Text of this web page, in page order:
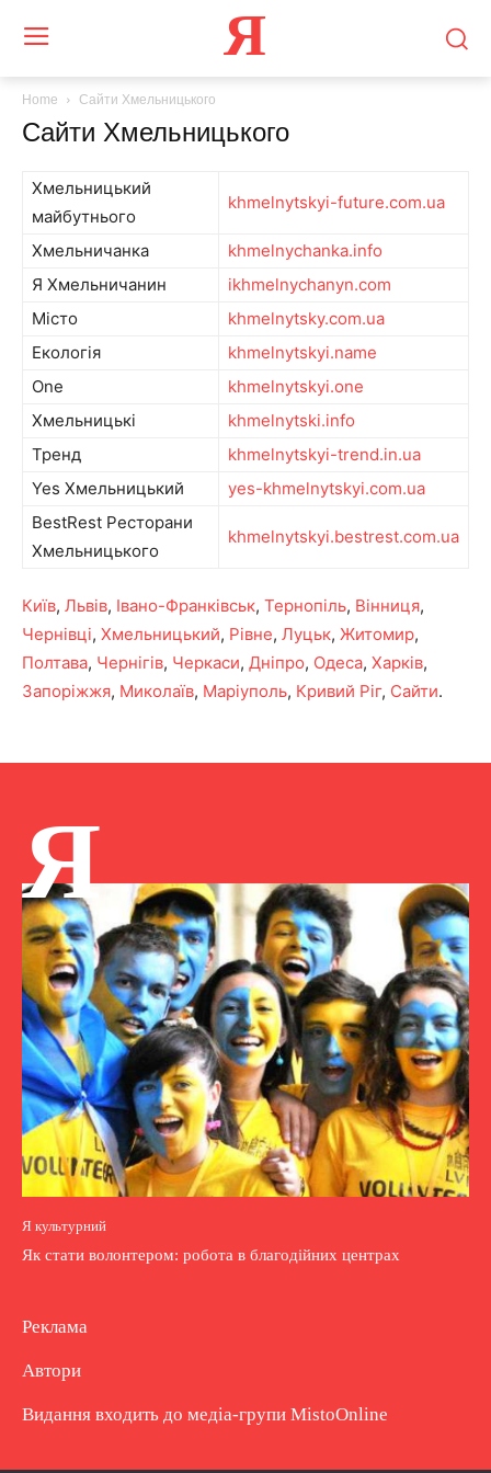
Я
Home Сайти Хмельницького
Сайти Хмельницького
Хмельницький
майбутнього
khmelnytskyi-future.com.ua
Хмельничанка
khmelnychanka.info
Я Хмельничанин
ikhmelnychanyn.com
Місто
khmelnytsky.com.ua
Екологія
khmelnytskyi.name
One
khmelnytskyi.one
Хмельницькі
khmelnytski.info
Тренд
khmelnytskyi-trend.in.ua
Yes Хмельницький
yes-khmelnytskyi.com.ua
BestRest Ресторани
Хмельницького
khmelnytskyi.bestrest.com.ua
Київ, Львів, Івано-Франківськ, Тернопіль, Вінниця,
Чернівці, Хмельницький, Рівне, Луцьк, Житомир,
Полтава, Чернігів, Черкаси, Дніпро, Одеса, Харків,
Запоріжжя, Миколаїв, Маріуполь, Кривий Ріг, Сайти.
Я
Я культурний
Як стати волонтером: робота в благодійних центрах
Реклама
Автори
Видання входить до медіа-групи MistoOnline